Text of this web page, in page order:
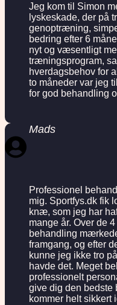
Jeg kom til Simon
lyskeskade, der på
genoptræning,
bedring efter 6
nyt og væsentligt
træningsprogram,
hverdagsbehov for
to måneder var jeg
for god behandling
Mads
Professionel
mig. Sportfys.dk fik
knæ, som jeg har
mange år. Over de
behandling
framgang, og efter
kunne jeg ikke tro
havde det. Meget
professionelt
give dig den bedste
kommer helt sikkert